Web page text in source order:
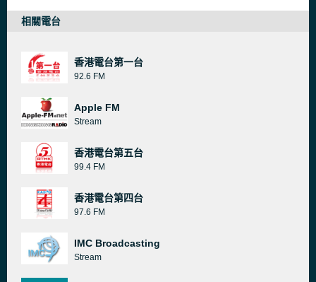
相關電台
香港電台第一台
92.6 FM
Apple FM
Stream
香港電台第五台
99.4 FM
香港電台第四台
97.6 FM
IMC Broadcasting
Stream